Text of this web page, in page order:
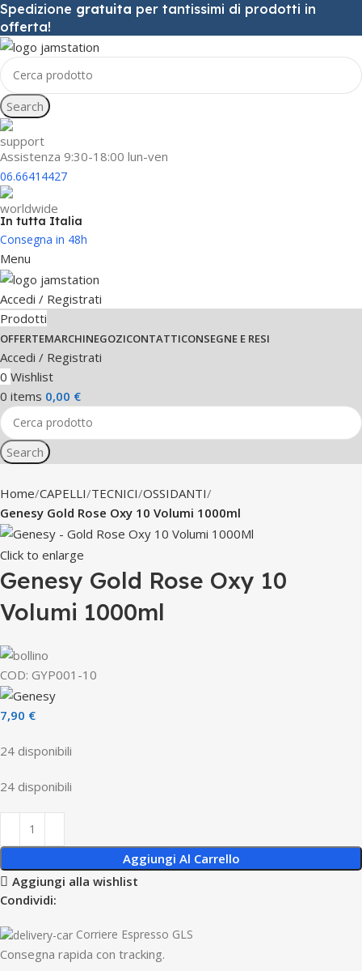
Spedizione gratuita per tantissimi di prodotti in
offerta!
Search
Assistenza 9:30-18:00 lun-ven
06.66414427
In tutta Italia
Consegna in 48h
Menu
Accedi / Registrati
Prodotti
OFFERTEMARCHINEGOZICONTATTICONSEGNE E RESI
Accedi / Registrati
0 Wishlist
0 items 0,00 €
Search
Home CAPELLI TECNICI OSSIDANTI
Genesy Gold Rose Oxy 10 Volumi 1000ml
Click to enlarge
Genesy Gold Rose Oxy 10
Volumi 1000ml
COD: GYP001-10
7,90 €
24 disponibili
24 disponibili
Aggiungi Al Carrello
Aggiungi alla wishlist
Condividi:
Corriere Espresso GLS
Consegna rapida con tracking.